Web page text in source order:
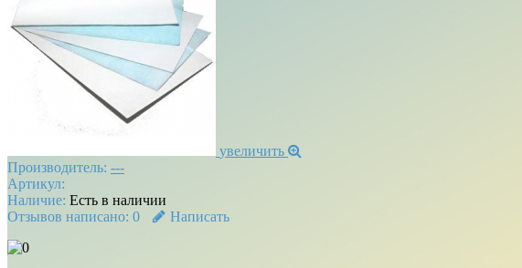
увеличить
Производитель: ---
Артикул:
Наличие: Есть в наличии
Отзывов написано: 0 Написать